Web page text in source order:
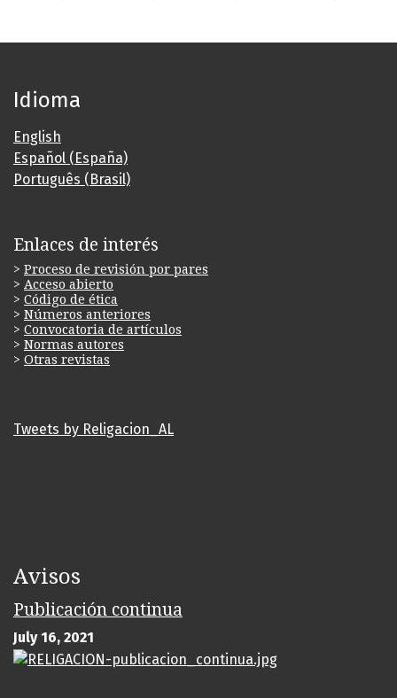
Idioma
English
Español (España)
Português (Brasil)
Enlaces de interés
> Proceso de revisión por pares
> Acceso abierto
> Código de ética
> Números anteriores
> Convocatoria de artículos
> Normas autores
> Otras revistas
Tweets by Religacion_AL
Avisos
Publicación continua
July 16, 2021